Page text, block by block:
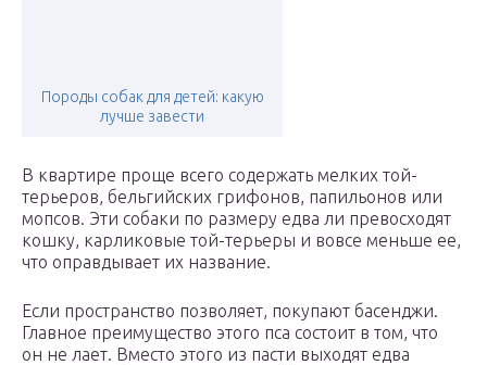
Породы собак для детей: какую
лучше завести
В квартире проще всего содержать мелких той-
терьеров, бельгийских грифонов, папильонов или
мопсов. Эти собаки по размеру едва ли превосходят
кошку, карликовые той-терьеры и вовсе меньше ее,
что оправдывает их название.
Если пространство позволяет, покупают басенджи.
Главное преимущество этого пса состоит в том, что
он не лает. Вместо этого из пасти выходят едва